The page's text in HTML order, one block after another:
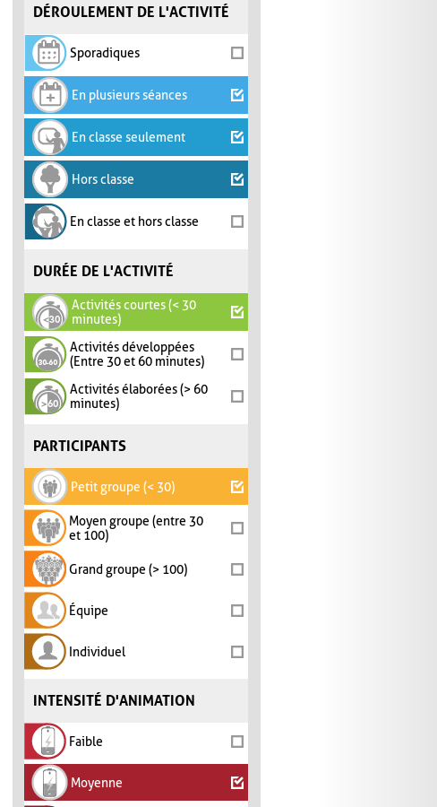
DÉROULEMENT DE L'ACTIVITÉ
Sporadiques
En plusieurs séances
En classe seulement
Hors classe
En classe et hors classe
DURÉE DE L'ACTIVITÉ
Activités courtes (< 30
minutes)
Activités développées
(Entre 30 et 60 minutes)
Activités élaborées (> 60
minutes)
PARTICIPANTS
Petit groupe (< 30)
Moyen groupe (entre 30
et 100)
Grand groupe (> 100)
Équipe
Individuel
INTENSITÉ D'ANIMATION
Faible
Moyenne